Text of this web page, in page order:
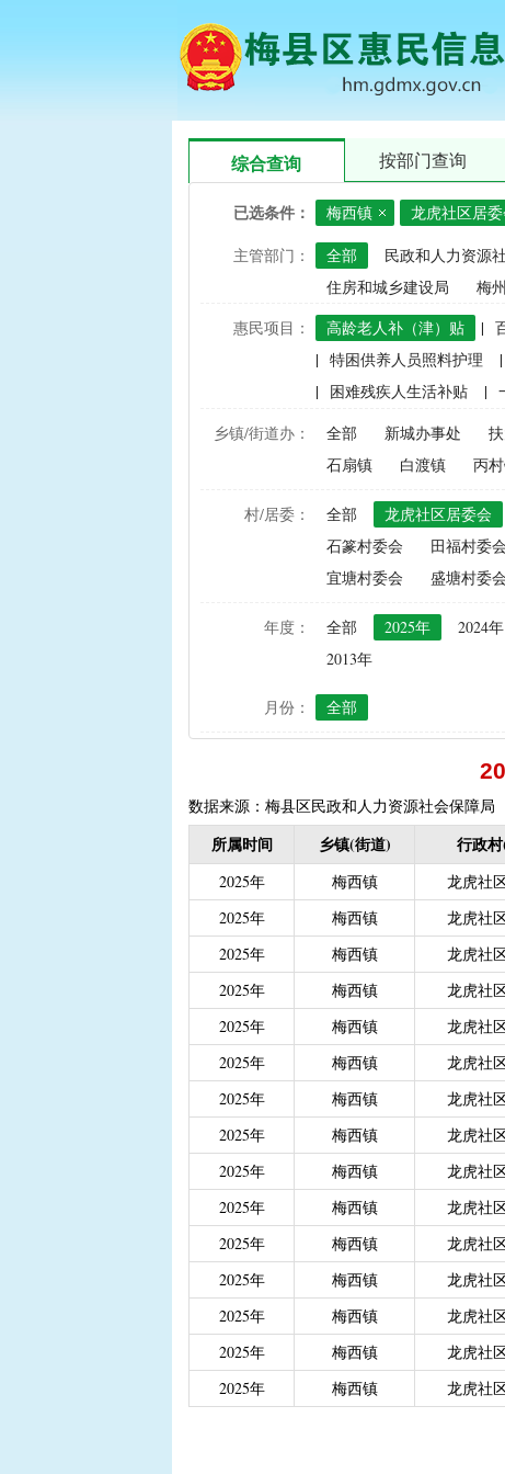
综合查询 按部门查询
已选条件： 梅西镇 龙虎社区居
主管部门： 全部 民政和人力资源
住房和城乡建设局
梅
惠民项目： 高龄老人补（津）贴 |
| 特困供养人员照料护理 |
|
困难残疾人生活补贴 |
建档立卡家庭经济困难
中央财政水稻、玉米、小
农资综合直补及种粮直补
禁渔渔民生产生活补助 |
“两不具备”贫困村庄搬迁
省定贫困村创建社会主
接生员和赤脚医生生活困
计划生育家庭特别扶助（
| 城镇独生子女父母计划生
义务教育阶段家庭经济
| 普通高中建档立卡和非建
高中残疾学生免学杂费补
| 学前教育资助 | 建档立
| 城乡居民保险养老金 |
| 重度残疾人护理补贴（
南粤扶残助学工程（高
重度残疾人、精神和智力
城乡居民医保大病保险 |
城乡居民医保大病保险（
省级生态公益林效益补偿
乡镇/街道办： 全部 新城办事处
石扇镇
白渡镇 丙
村/居委： 全部 龙虎社区居委会
石篆村委会
田福村委会
宜塘村委会
盛塘村委会
年度： 全部 2025年 2024年
2013年
月份： 全部
数据来源：梅县区民政和人力资源社会保障局
所属时间 乡镇(街道) 行政
2025年 梅西镇 龙虎社
2025年
梅西镇 龙虎社
2025年
梅西镇 龙虎社
2025年
梅西镇 龙虎社
2025年
梅西镇 龙虎社
2025年
梅西镇 龙虎社
2025年
梅西镇 龙虎社
2025年
梅西镇 龙虎社
2025年
梅西镇 龙虎社
2025年
梅西镇 龙虎社
2025年
梅西镇 龙虎社
2025年
梅西镇 龙虎社
2025年
梅西镇 龙虎社
2025年
梅西镇 龙虎社
2025年
梅西镇 龙虎社